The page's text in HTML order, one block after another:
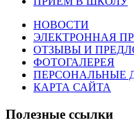
НОВОСТИ
ЭЛЕКТРОННАЯ
ОТЗЫВЫ И
ФОТОГАЛЕРЕЯ
ПЕРСОНАЛЬНЫЕ
КАРТА САЙТА
Полезные ссылки